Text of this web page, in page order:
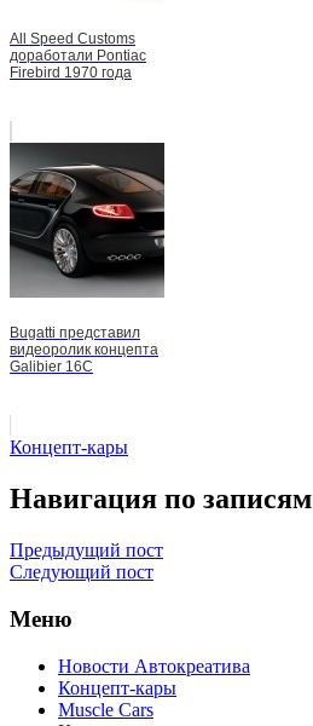
All Speed Customs
доработали Pontiac
Firebird 1970 года
Bugatti представил
видеоролик концепта
Galibier 16C
Концепт-кары
Навигация по записям
Предыдущий пост
Следующий пост
Меню
Новости Автокреатива
Концепт-кары
Muscle Cars